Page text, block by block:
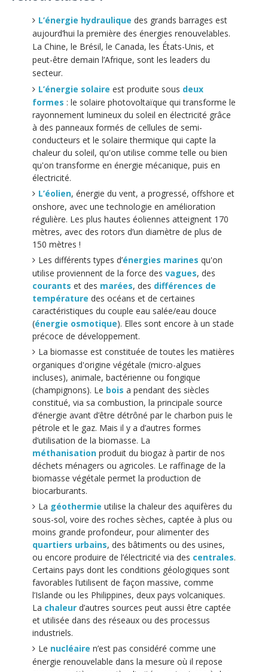
L’énergie hydraulique des grands barrages est
aujourd’hui la première des énergies renouvelables.
La Chine, le Brésil, le Canada, les États-Unis, et
peut-être demain l’Afrique, sont les leaders du
secteur.
L’énergie solaire est produite sous deux
formes : le solaire photovoltaïque qui transforme le
rayonnement lumineux du soleil en électricité grâce
à des panneaux formés de cellules de semi-
conducteurs et le solaire thermique qui capte la
chaleur du soleil, qu'on utilise comme telle ou bien
qu'on transforme en énergie mécanique, puis en
électricité.
L’éolien, énergie du vent, a progressé, offshore et
onshore, avec une technologie en amélioration
régulière. Les plus hautes éoliennes atteignent 170
mètres, avec des rotors d’un diamètre de plus de
150 mètres !
Les différents types d’énergies marines qu'on
utilise proviennent de la force des vagues, des
courants et des marées, des différences de
température des océans et de certaines
caractéristiques du couple eau salée/eau douce
(énergie osmotique). Elles sont encore à un stade
précoce de développement.
La biomasse est constituée de toutes les matières
organiques d'origine végétale (micro-algues
incluses), animale, bactérienne ou fongique
(champignons). Le bois a pendant des siècles
constitué, via sa combustion, la principale source
d’énergie avant d’être détrôné par le charbon puis le
pétrole et le gaz. Mais il y a d’autres formes
d’utilisation de la biomasse. La
méthanisationproduit du biogaz à partir de nos
déchets ménagers ou agricoles. Le raffinage de la
biomasse végétale permet la production de
biocarburants.
La géothermie utilise la chaleur des aquifères du
sous-sol, voire des roches sèches, captée à plus ou
moins grande profondeur, pour alimenter des
quartiers urbains, des bâtiments ou des usines,
ou encore produire de l’électricité via des centrales.
Certains pays dont les conditions géologiques sont
favorables l’utilisent de façon massive, comme
l’Islande ou les Philippines, deux pays volcaniques.
La chaleurd’autres sources peut aussi être captée
et utilisée dans des réseaux ou des processus
industriels.
Le nucléaire n’est pas considéré comme une
énergie renouvelable dans la mesure où il repose